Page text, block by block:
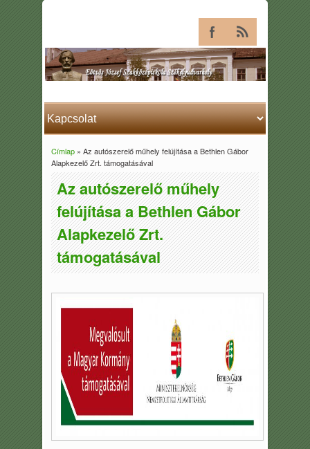
Jelenlegi hely
Címlap» Az autószerelő műhely felújítása a Bethlen Gábor
Alapkezelő Zrt. támogatásával
Az autószerelő műhely
felújítása a Bethlen Gábor
Alapkezelő Zrt.
támogatásával